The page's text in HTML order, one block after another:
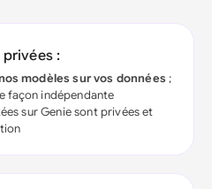
:
modèles sur vos données ;
façon indépendante
sur Genie sont privées et